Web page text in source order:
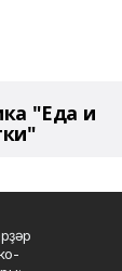
"Еда и